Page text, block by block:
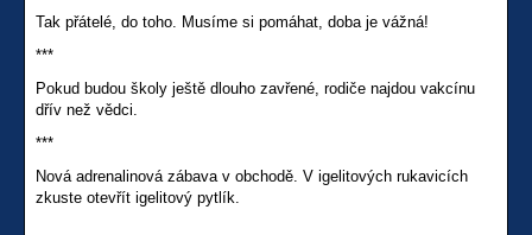
Tak přátelé, do toho. Musíme si pomáhat, doba je vážná!
***
Pokud budou školy ještě dlouho zavřené, rodiče najdou vakcínu
dřív než vědci.
***
Nová adrenalinová zábava v obchodě. V igelitových rukavicích
zkuste otevřít igelitový pytlík.